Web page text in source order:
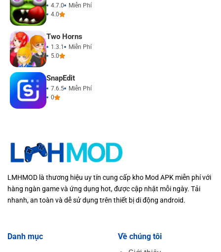
4.7.0
Miễn Phí
4.0
Two Horns
1.3.1
Miễn Phí
5.0
SnapEdit
7.6.5
Miễn Phí
0
LMHMOD là thương hiệu uy tín cung cấp kho Mod APK miễn phí với
hàng ngàn game và ứng dụng hot, được cập nhật mỗi ngày. Tải
nhanh, an toàn và dễ sử dụng trên thiết bị di động android.
Danh mục
Về chúng tôi